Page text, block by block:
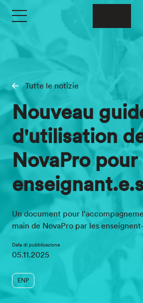
Tutte le notizie
Nouveau
d'utilisation
NovaPro pour
Un document pour
main de NovaPro par les
Data di pubblicazione
05.11.2025
ENP